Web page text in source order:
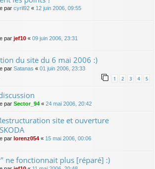
par cyril92 « 12 juin 2006, 09:55
par jef10 « 09 juin 2006, 23:31
du site du 6 mai 2006 :)
par Satanas « 01 juin 2006, 23:33
1 2 3 4 5
par Sector_94 « 24 mai 2006, 20:42
site et ouverture
par lorenz054 « 15 mai 2006, 00:06
ne fonctionnait plus [réparé] :)